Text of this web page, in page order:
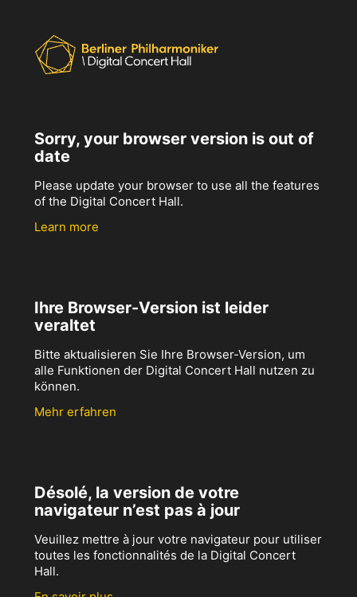
Sorry, your browser version is out of
date
Please update your browser to use all the features
of the Digital Concert Hall.
Learn more
Ihre Browser-Version ist leider
veraltet
Bitte aktualisieren Sie Ihre Browser-Version, um
alle Funktionen der Digital Concert Hall nutzen zu
können.
Mehr erfahren
Désolé, la version de votre
navigateur n’est pas à jour
Veuillez mettre à jour votre navigateur pour utiliser
toutes les fonctionnalités de la Digital Concert
Hall.